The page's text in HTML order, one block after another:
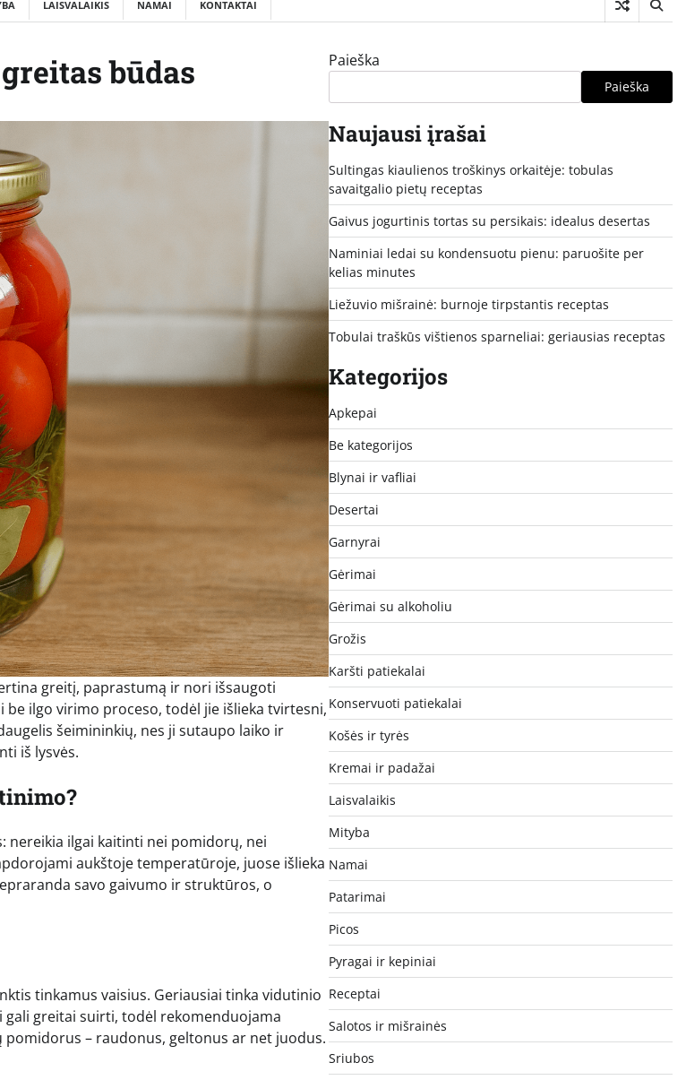
LAISVALAIKIS NAMAI KONTAKTAI
būdas
greitį, paprastumą ir nori išsaugoti
ilgo virimo proceso, todėl jie išlieka tvirtesni,
šeimininkių, nes ji sutaupo laiko ir
iš lysvės.
nereikia ilgai kaitinti nei pomidorų, nei
aukštoje temperatūroje, juose išlieka
savo gaivumo ir struktūros, o
tinkamus vaisius. Geriausiai tinka vidutinio
greitai suirti, todėl rekomenduojama
– raudonus, geltonus ar net juodus.
Paieška
Paieška
Naujausi įrašai
Sultingas kiaulienos troškinys orkaitėje: tobulas
savaitgalio pietų receptas
Gaivus jogurtinis tortas su persikais: idealus desertas
Naminiai ledai su kondensuotu pienu: paruošite per
kelias minutes
Liežuvio mišrainė: burnoje tirpstantis receptas
Tobulai traškūs vištienos sparneliai: geriausias receptas
Kategorijos
Apkepai
Be kategorijos
Blynai ir vafliai
Desertai
Garnyrai
Gėrimai
Gėrimai su alkoholiu
Grožis
Karšti patiekalai
Konservuoti patiekalai
Košės ir tyrės
Kremai ir padažai
Laisvalaikis
Mityba
Namai
Patarimai
Picos
Pyragai ir kepiniai
Receptai
Salotos ir mišrainės
Sriubos